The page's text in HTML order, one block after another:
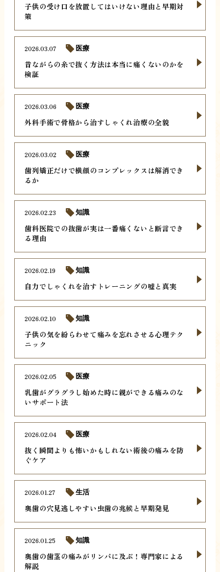
子供の受け口を放置してはいけない理由と早期対
策
昔ながらの糸で抜く方法は本当に痛くないのかを
検証
2026.03.07 医療
外科手術で骨格から治すしゃくれ治療の全貌
2026.03.06 医療
歯列矯正だけで横顔のコンプレックスは解消でき
るか
2026.03.02 医療
歯科医院での抜歯が実は一番痛くないと断言でき
る理由
2026.02.23 知識
自力でしゃくれを治すトレーニングの嘘と真実
2026.02.19 知識
子供の気を紛らわせて痛みを忘れさせる心理テク
ニック
2026.02.10 知識
乳歯がグラグラし始めた時に親ができる痛みのな
いサポート法
2026.02.05 医療
抜く瞬間よりも怖いかもしれない術後の痛みを防
ぐケア
2026.02.04 医療
奥歯の穴見逃しやすい虫歯の兆候と早期発見
2026.01.27 生活
奥歯の歯茎の痛みがリンパに及ぶ！専門家による
解説
2026.01.25 知識